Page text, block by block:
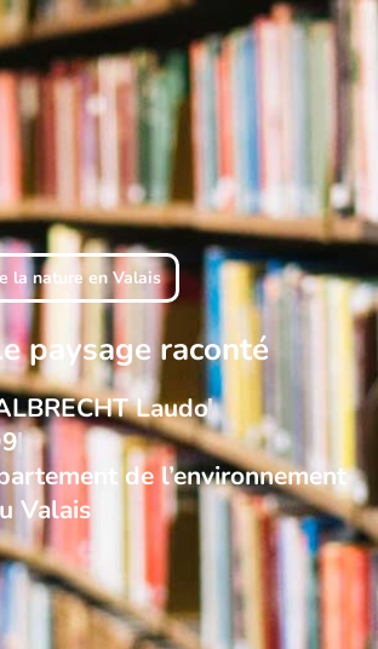
la nature en Valais
paysage raconté
Laudo
de l’environnement
Valais